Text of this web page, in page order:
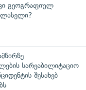
გეოგრაფიულ
სარეაბილიტაციო
შესახებ